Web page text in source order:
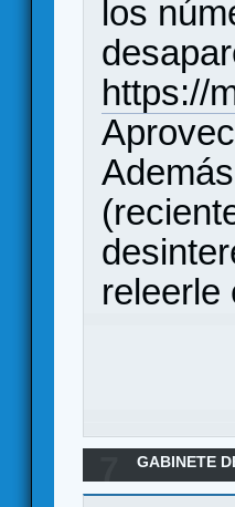
los
https://
releerle
GABINETE
en español